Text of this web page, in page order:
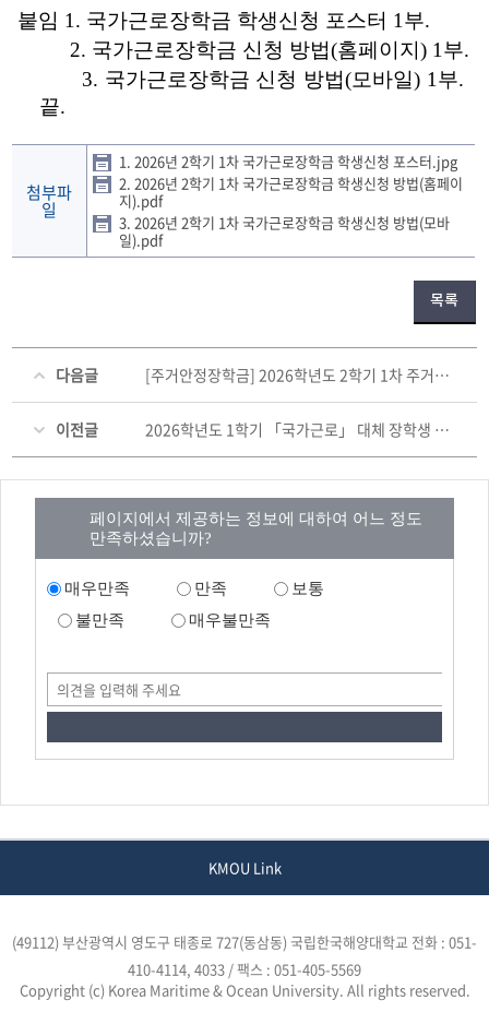
붙임 1. 국가근로장학금 학생신청 포스터 1 부.
2. 국가근로장학금 신청 방법(홈페이지) 1 부.
3. 국가근로장학금 신청 방법(모바일) 1 부.
끝.
첨부파
일
1. 2026년 2학기 1차 국가근로장학금 학생신청 포스터.jpg
2. 2026년 2학기 1차 국가근로장학금 학생신청 방법(홈페이
지).pdf
3. 2026년 2학기 1차 국가근로장학금 학생신청 방법(모바
일).pdf
목록
다음글 [주거안정장학금] 2026학년도 2학기 1차 주거안정장학금 신청 안내(~ 6. 22.(월) 오후 6시)
이전글 2026학년도 1학기 「국가근로」 대체 장학생 선발 공지-제4호
페이지에서 제공하는 정보에 대하여 어느 정도
만족하셨습니까?
매우만족 만족
보통
불만족
매우불만족
KMOU Link
(49112) 부산광역시 영도구 태종로 727(동삼동) 국립한국해양대학교 전화 : 051-
410-4114, 4033 / 팩스 : 051-405-5569
Copyright (c) Korea Maritime & Ocean University. All rights reserved.